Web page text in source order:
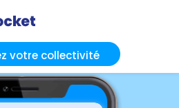
votre collectivité